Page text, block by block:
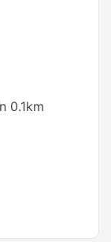
0.1km